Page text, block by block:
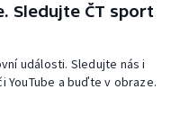
Sledujte ČT sport
události. Sledujte nás i
YouTube a buďte v obraze.